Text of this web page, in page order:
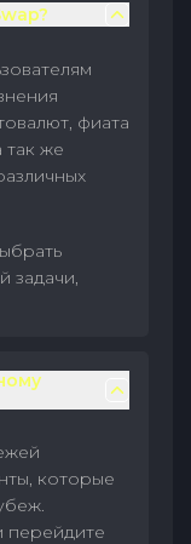
фиата
так же
задачи,
которые
перейдите